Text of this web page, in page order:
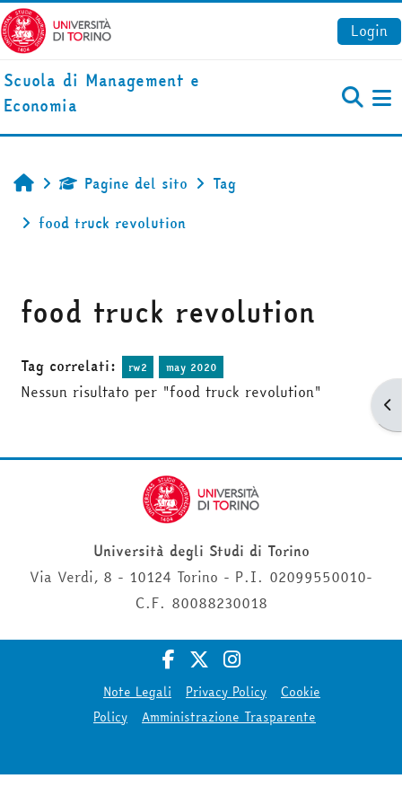
Vai al contenuto principale
Login
Scuola di Management e
Economia
HomePagine del sito
Tag
food truck revolution
food truck revolution
Tag correlati: rw2 may 2020
Nessun risultato per "food truck revolution"
Università degli Studi di Torino
Via Verdi, 8 - 10124 Torino - P.I. 02099550010-
C.F. 80088230018
Note Legali Privacy Policy
Cookie
Policy
Amministrazione Trasparente